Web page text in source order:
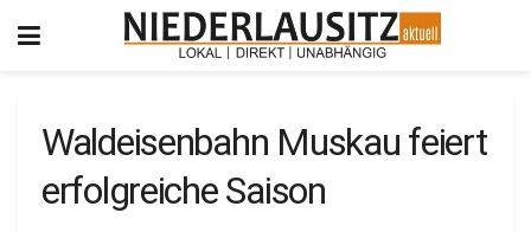
Waldeisenbahn Muskau feiert
erfolgreiche Saison